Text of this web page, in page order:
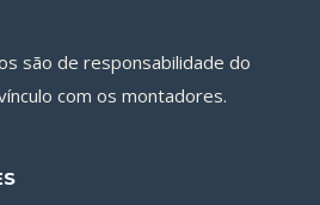
são de responsabilidade do
com os montadores.